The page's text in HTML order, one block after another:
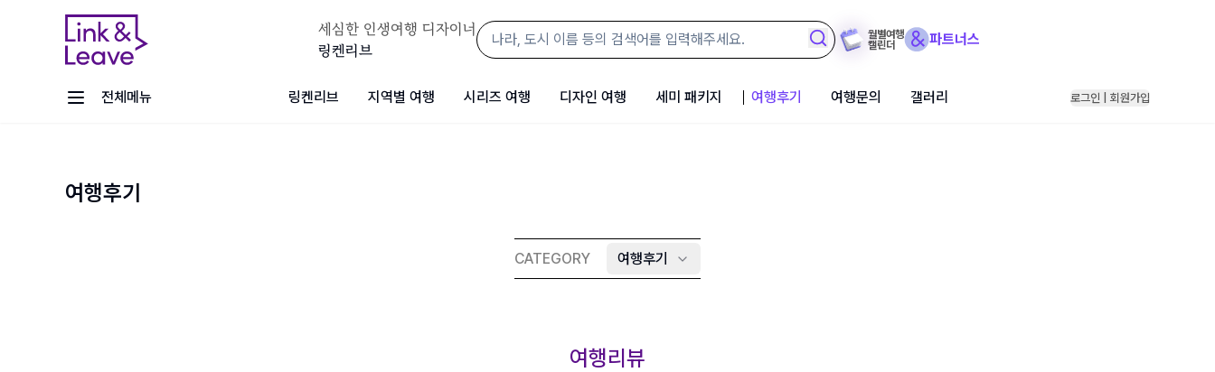
세심한 인생여행 디자이너
링켄리브
월별여행
캘린더
파트너스
전체메뉴 링켄리브 지역별 여행 시리즈 여행 디자인 여행 세미 패키지 여행후기 여행문의 갤러리 로그인 | 회원가입
여행후기
CATEGORY 여행후기
여행리뷰